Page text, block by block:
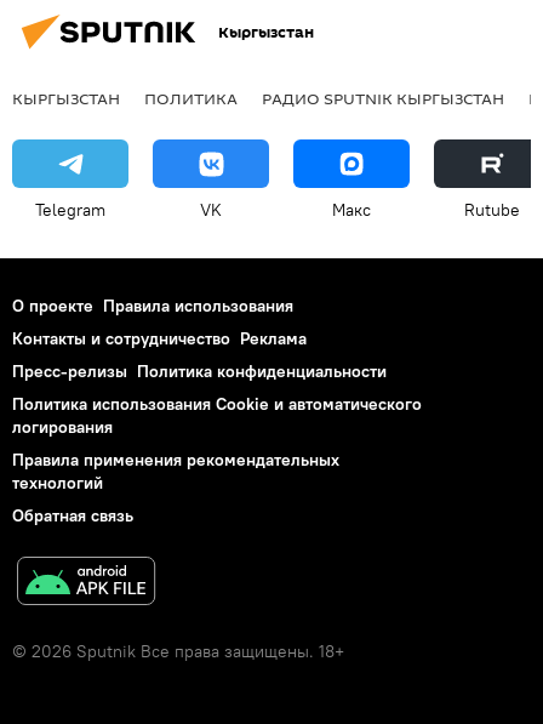
Кыргызстан
КЫРГЫЗСТАН ПОЛИТИКА РАДИО SPUTNIK КЫРГЫЗСТАН
Telegram VK Макс Rutube
О проекте Правила использования
Контакты и сотрудничество Реклама
Пресс-релизы Политика конфиденциальности
Политика использования Cookie и автоматического
логирования
Правила применения рекомендательных
технологий
Обратная связь
© 2026 Sputnik Все права защищены. 18+